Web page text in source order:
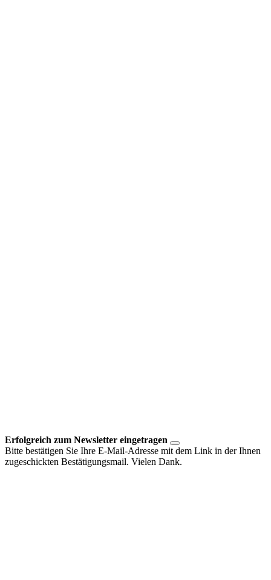
Erfolgreich zum Newsletter eingetragen
Bitte bestätigen Sie Ihre E-Mail-Adresse mit dem Link in der Ihnen
zugeschickten Bestätigungsmail. Vielen Dank.